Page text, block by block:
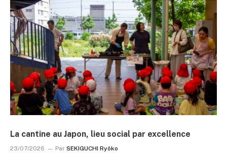
La cantine au Japon, lieu social par excellence
23/07/2026 Par SEKIGUCHI Ryôko